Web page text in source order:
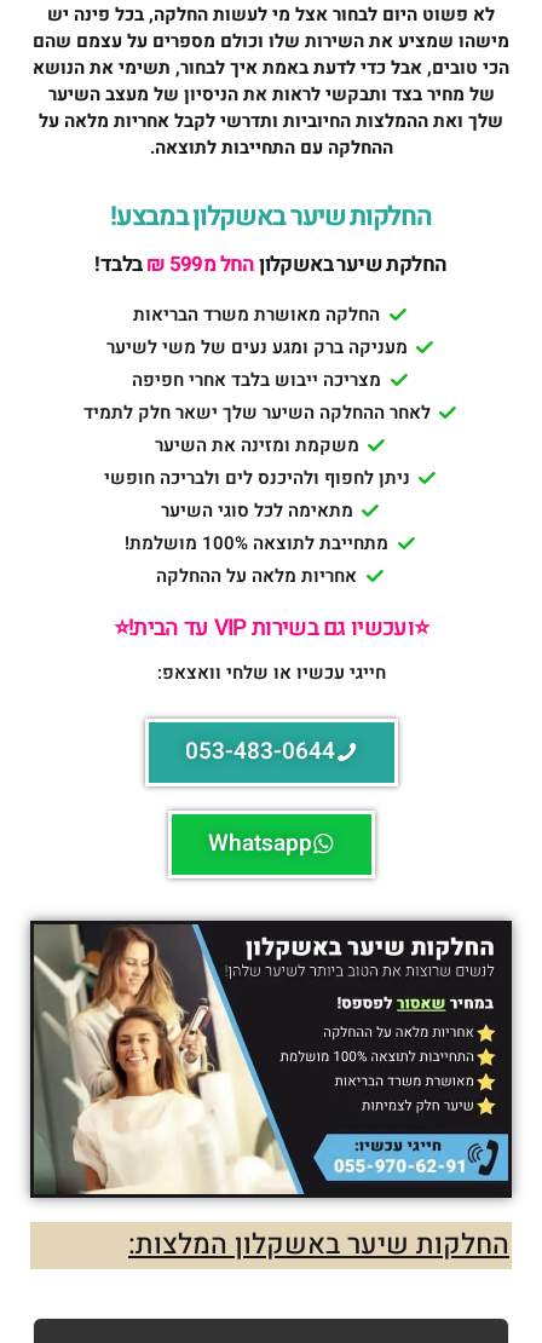
לא פשוט היום לבחור אצל מי לעשות החלקה, בכל פינה יש
מישהו שמציע את השירות שלו וכולם מספרים על עצמם שהם
הכי טובים, אבל כדי לדעת באמת איך לבחור, תשימי את הנושא
של מחיר בצד ותבקשי לראות את הניסיון של מעצב השיער
שלך ואת ההמלצות החיוביות ותדרשי לקבל אחריות מלאה על
ההחלקה עם התחייבות לתוצאה.
החלקות שיער באשקלון במבצע!
החלקת שיער באשקלוןהחל מ599 ₪ בלבד!
החלקה מאושרת משרד הבריאות
מעניקה ברק ומגע נעים של משי לשיער
מצריכה ייבוש בלבד אחרי חפיפה
לאחר ההחלקה השיער שלך ישאר חלק לתמיד
משקמת ומזינה את השיער
ניתן לחפוף ולהיכנס לים ולבריכה חופשי
מתאימה לכל סוגי השיער
מתחייבת לתוצאה 100% מושלמת!
אחריות מלאה על ההחלקה
⭐️ועכשיו גם בשירות VIP עד הבית!⭐️
חייגי עכשיו או שלחי וואצאפ:
053-483-0644
Whatsapp
החלקות שיער באשקלון המלצות: